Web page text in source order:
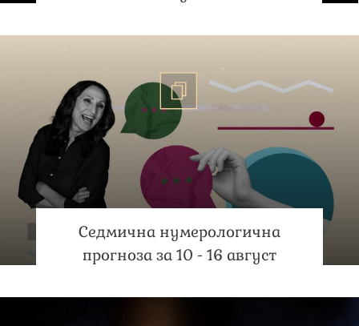
Седмична нумерологична
прогноза за 10 - 16 август